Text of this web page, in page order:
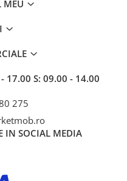
MEU
17.00 S: 09.00 - 14.00
275
IN SOCIAL MEDIA